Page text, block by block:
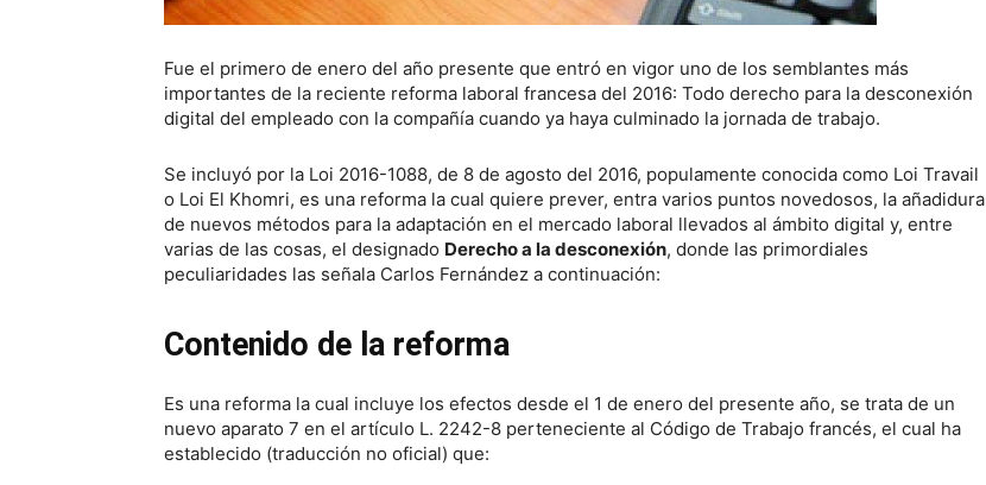
Fue el primero de enero del año presente que entró en vigor uno de los semblantes más
importantes de la reciente reforma laboral francesa del 2016: Todo derecho para la desconexión
digital del empleado con la compañía cuando ya haya culminado la jornada de trabajo.
Se incluyó por la Loi 2016-1088, de 8 de agosto del 2016, populamente conocida como Loi Travail
o Loi El Khomri, es una reforma la cual quiere prever, entra varios puntos novedosos, la añadidura
de nuevos métodos para la adaptación en el mercado laboral llevados al ámbito digital y, entre
varias de las cosas, el designado Derecho a la desconexión, donde las primordiales
peculiaridades las señala Carlos Fernández a continuación:
Contenido de la reforma
Es una reforma la cual incluye los efectos desde el 1 de enero del presente año, se trata de un
nuevo aparato 7 en el artículo L. 2242-8 perteneciente al Código de Trabajo francés, el cual ha
establecido (traducción no oficial) que: